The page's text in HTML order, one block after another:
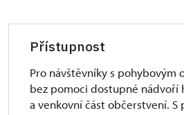
Přístupnost
Pro návštěvníky s pohybovým
bez pomoci dostupné nádvoří
a venkovní část občerstvení. S